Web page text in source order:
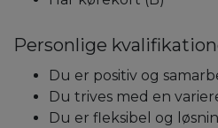
Personlige
Du er positiv og
Du trives med en
Du er fleksibel og